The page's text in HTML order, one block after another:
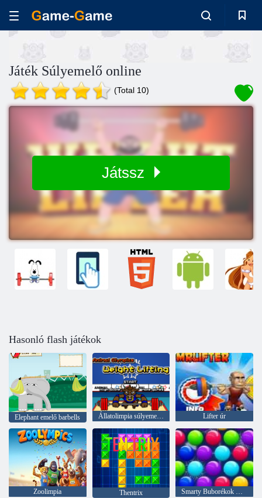
Játék Súlyemelő online
(Total 10)
Játssz
Hasonló flash játékok
Elephant emelő barbells Állatolimpia súlyemelés Lifter úr
Zoolimpia Thentrix Smarty Buborékok Xmas Edition